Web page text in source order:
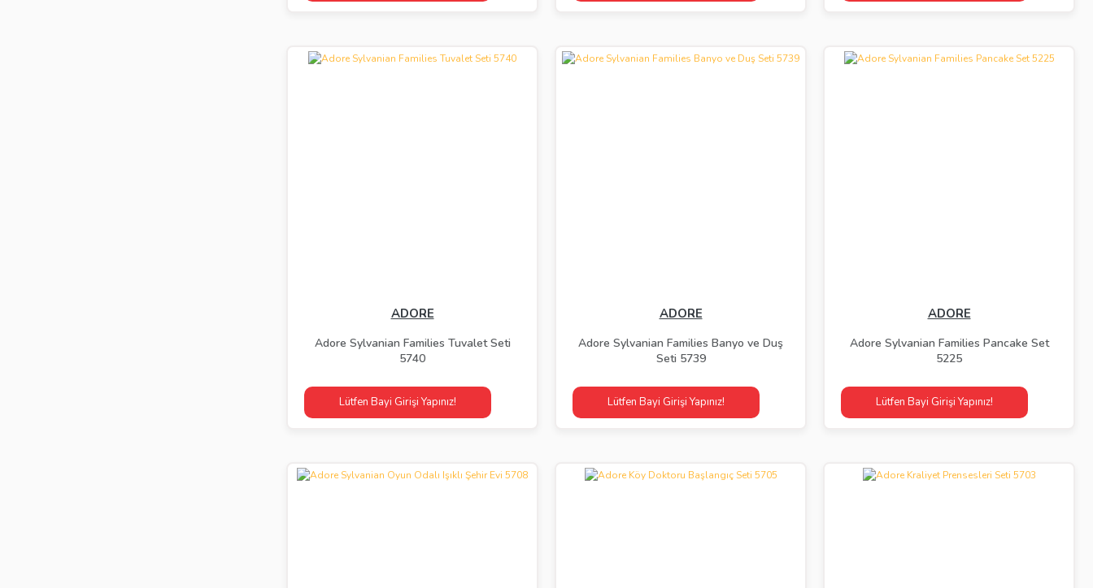
ADORE
Adore Sylvanian Families Tuvalet Seti
5740
Lütfen Bayi Girişi Yapınız!
ADORE
Adore Sylvanian Families Banyo ve Duş
Seti 5739
Lütfen Bayi Girişi Yapınız!
ADORE
Adore Sylvanian Families Pancake Set
5225
Lütfen Bayi Girişi Yapınız!